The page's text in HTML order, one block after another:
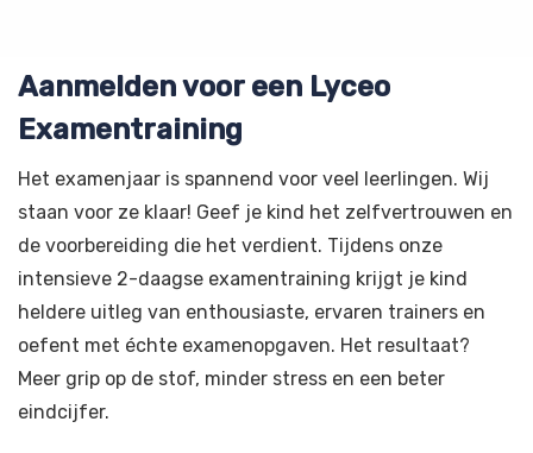
Aanmelden voor een Lyceo
Examentraining
Het examenjaar is spannend voor veel leerlingen. Wij
staan voor ze klaar! Geef je kind het zelfvertrouwen en
de voorbereiding die het verdient. Tijdens onze
intensieve 2-daagse examentraining krijgt je kind
heldere uitleg van enthousiaste, ervaren trainers en
oefent met échte examenopgaven. Het resultaat?
Meer grip op de stof, minder stress en een beter
eindcijfer.